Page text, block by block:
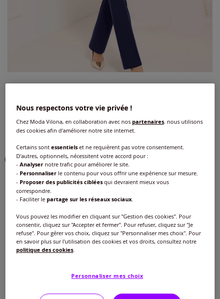
Réf : 253.133.035 2/5
Taille :
Veuillez sélectionner une taille
40 -En stock
42 -En stock
Guide des tailles
59€
Nous respectons votre vie privée !
Chez Moda Vilona, en collaboration avec nospartenaires, nous utilisons
des cookies afin d'améliorer notre site internet.
Certains sontessentiels et ne requièrent pas votre consentement.
D'autres, optionnels, nécessitent votre accord pour :
-Analyser notre trafic pour améliorer le site.
- Personnaliser le contenu pour vous offrir une expérience sur mesure.
- Proposer des publicités ciblées qui devraient mieux vous
correspondre.
- Faciliter lepartage sur les réseaux sociaux.
Vous pouvez les modifier en cliquant sur "Gestion des cookies". Pour
consentir, cliquez sur "Accepter et fermer". Pour refuser, cliquez sur "Je
refuse". Pour gérer vos choix, cliquez sur "Personnaliser mes choix". Pour
en savoir plus sur l'utilisation des cookies et vos droits, consultez notre
politique des cookies.
Personnaliser mes choix